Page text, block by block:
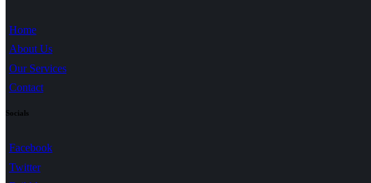
Home
About Us
Our Services
Contact
Socials
Facebook
Twitter